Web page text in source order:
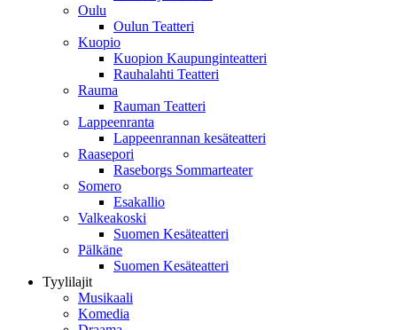
Oulu
Oulun Teatteri
Kuopio
Kuopion Kaupunginteatteri
Rauhalahti Teatteri
Rauma
Rauman Teatteri
Lappeenranta
Lappeenrannan kesäteatteri
Raasepori
Raseborgs Sommarteater
Somero
Esakallio
Valkeakoski
Suomen Kesäteatteri
Pälkäne
Suomen Kesäteatteri
Tyylilajit
Musikaali
Komedia